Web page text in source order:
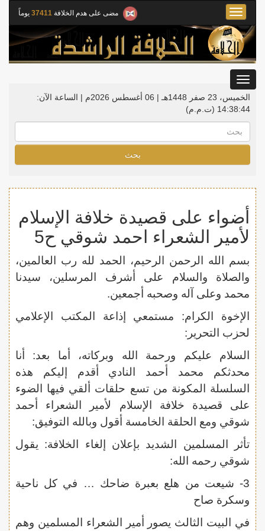
مضى على هدم الخلافة 37411 يوماً
Toggle
navigation
الخميس، 23 صفر 1448هـ | 06 أغسطس 2026م |
الساعة الآن:
14:38:45 (ت.م.م)
بحث
أضواء على قصيدة خلافة الإسلام
لأمير الشعراء احمد شوقي ح5
بسم الله الرحمن الرحيم، الحمد لله رب العالمين،
والصلاة والسلام على أشرف المرسلين، سيدنا
محمد وعلى آله وصحبه أجمعين.
الإخوة الكرام: مستمعي إذاعة المكتب الإعلامي
لحزب التحرير:
السلام عليكم ورحمة الله وبركاته، أما بعد: أنا
محدثكم محمد أحمد النادي أقدم إليكم هذه
السلسلة المكونة من تسع حلقات ألقي فيها الضوء
على قصيدة خلافة الإسلام لأمير الشعراء أحمد
شوقي ومع الحلقة الخامسة أقول وبالله التوفيق:
تأثر المسلمين الشديد بإعلان إلغاء الخلافة: يقول
شوقي رحمه الله:
3- شيعت من هلع بعبرة ضاحك … في كل ناحية
وسكرة صاح
في البيت الثالث يصور أمير الشعراء المسلمين وهم